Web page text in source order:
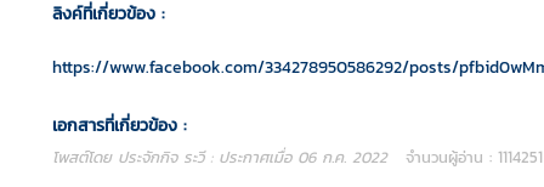
ลิงค์ที่เกี่ยวข้อง :
https://www.facebook.com/334278950586292/posts/
เอกสารที่เกี่ยวข้อง :
โพสต์โดย ประจักกิจ ระวี : ประกาศเมื่อ 06 ก.ค. 2022 จำนวนผู้อ่าน :